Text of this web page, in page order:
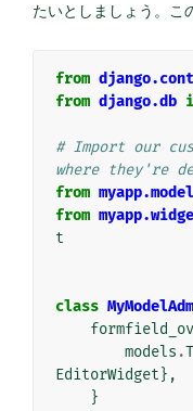
たいとしましょう。こ
from
from django.db
# Import our
where they're
from
from
t
class
models .
EditorWidget},
}